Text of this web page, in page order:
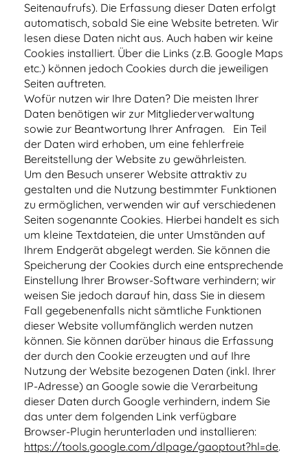
Seitenaufrufs). Die Erfassung dieser Daten erfolgt
automatisch, sobald Sie eine Website betreten. Wir
lesen diese Daten nicht aus. Auch haben wir keine
Cookies installiert. Über die Links (z.B. Google Maps
etc.) können jedoch Cookies durch die jeweiligen
Seiten auftreten.
Wofür nutzen wir Ihre Daten? Die meisten Ihrer
Daten benötigen wir zur Mitgliederverwaltung
sowie zur Beantwortung Ihrer Anfragen. Ein Teil
der Daten wird erhoben, um eine fehlerfreie
Bereitstellung der Website zu gewährleisten.
Um den Besuch unserer Website attraktiv zu
gestalten und die Nutzung bestimmter Funktionen
zu ermöglichen, verwenden wir auf verschiedenen
Seiten sogenannte Cookies. Hierbei handelt es sich
um kleine Textdateien, die unter Umständen auf
Ihrem Endgerät abgelegt werden. Sie können die
Speicherung der Cookies durch eine entsprechende
Einstellung Ihrer Browser-Software verhindern; wir
weisen Sie jedoch darauf hin, dass Sie in diesem
Fall gegebenenfalls nicht sämtliche Funktionen
dieser Website vollumfänglich werden nutzen
können. Sie können darüber hinaus die Erfassung
der durch den Cookie erzeugten und auf Ihre
Nutzung der Website bezogenen Daten (inkl. Ihrer
IP-Adresse) an Google sowie die Verarbeitung
dieser Daten durch Google verhindern, indem Sie
das unter dem folgenden Link verfügbare
Browser-Plugin herunterladen und installieren:
https://tools.google.com/dlpage/gaoptout?hl=de.